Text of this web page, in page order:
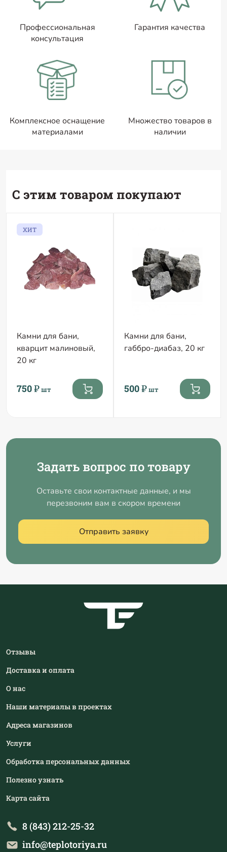
Профессиональная
консультация
Гарантия качества
Комплексное оснащение
материалами
Множество товаров в
наличии
С этим товаром покупают
Камни для бани,
кварцит малиновый,
20 кг
ХИТ
750 ₽шт
Камни для бани,
габбро-диабаз, 20 кг
500 ₽шт
Задать вопрос по товару
Оставьте свои контактные данные, и мы
перезвоним вам в скором времени
Отправить заявку
Отзывы
Доставка и оплата
О нас
Наши материалы в проектах
Адреса магазинов
Услуги
Обработка персональных данных
Полезно узнать
Карта сайта
8 (843) 212-25-32
info@teplotoriya.ru